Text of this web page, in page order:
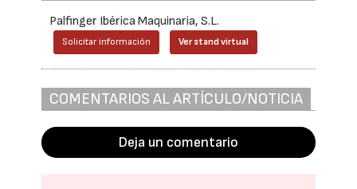
Palfinger Ibérica Maquinaria, S.L.
Solicitar información Ver stand virtual
COMENTARIOS AL ARTÍCULO/NOTICIA
Deja un comentario